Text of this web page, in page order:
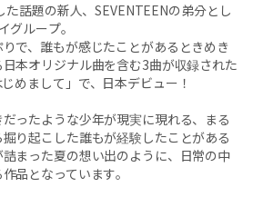
話題の新人、SEVENTEENの弟分とし
グループ。
で、誰もが感じたことがあるときめき
本オリジナル曲を含む3曲が収録された
めまして」で、日本デビュー！
ったような少年が現実に現れる、まる
り起こした誰もが経験したことがある
まった夏の想い出のように、日常の中
品となっています。